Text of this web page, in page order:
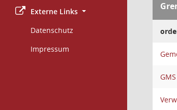
Externe Links
Datenschutz
Impressum